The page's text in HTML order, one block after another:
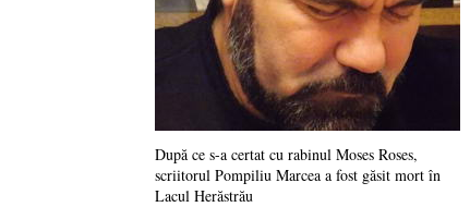
După ce s-a certat cu rabinul Moses Roses,
scriitorul Pompiliu Marcea a fost găsit mort în
Lacul Herăstrău